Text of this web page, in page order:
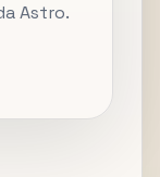
Astro.